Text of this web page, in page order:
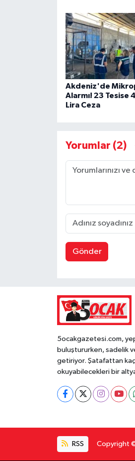
Akdeniz'de
Alarmı! 23 Tesise
Lira Ceza
Yorumlar (2)
Gönder
5ocakgazetesi.com,
buluştururken, sadelik
getiriyor. Şatafattan
okuyabilecekleri bir
RSS Copyright ©